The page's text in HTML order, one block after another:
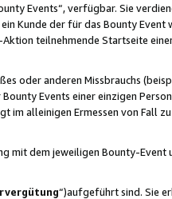
Events“, verfügbar. Sie
Kunde der für das Bounty Event
teilnehmende Startseite
oder anderen Missbrauchs
Events einer einzigen
im alleinigen Ermessen von Fall
mit dem jeweiligen Bounty-Event
“)aufgeführt sind. Sie